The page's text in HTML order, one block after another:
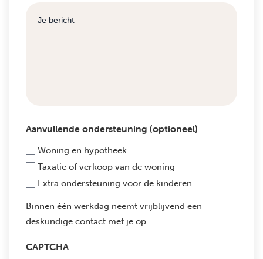
Aanvullende ondersteuning (optioneel)
Woning en hypotheek
Taxatie of verkoop van de woning
Extra ondersteuning voor de kinderen
Binnen één werkdag neemt vrijblijvend een
deskundige contact met je op.
CAPTCHA